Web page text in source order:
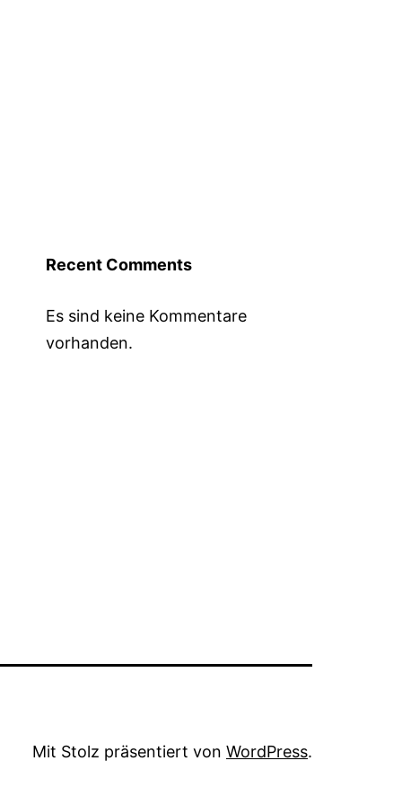
Recent Comments
Es sind keine Kommentare
vorhanden.
Mit Stolz präsentiert von WordPress.